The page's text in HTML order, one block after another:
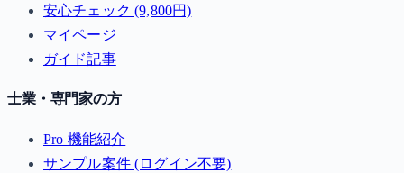
安心チェック (9,800円)
マイページ
ガイド記事
士業・専門家の方
Pro 機能紹介
サンプル案件 (ログイン不要)